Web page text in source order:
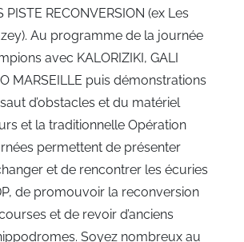
RECONVERSION (ex Les
Au programme de la journée
avec KALORIZIKI, GALI
MARSEILLE puis démonstrations
d’obstacles et du matériel
et la traditionnelle Opération
permettent de présenter
et de rencontrer les écuries
de promouvoir la reconversion
et de revoir d’anciens
Soyez nombreux au